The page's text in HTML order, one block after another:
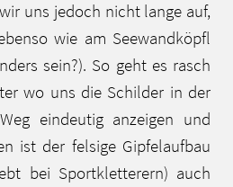
uns jedoch nicht lange auf,
wie am Seewandköpfl
sein?). So geht es rasch
wo uns die Schilder in der
eindeutig anzeigen und
ist der felsige Gipfelaufbau
bei Sportkletterern) auch